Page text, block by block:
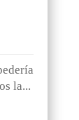
la...